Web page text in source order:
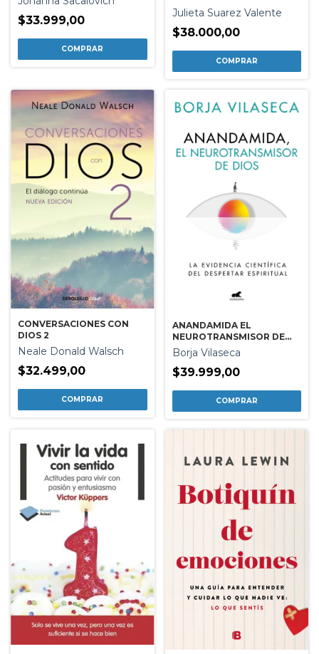
$33.999,00
Julieta Suarez Valente
$38.000,00
CONVERSACIONES CON
DIOS 2
Neale Donald Walsch
$32.499,00
ANANDAMIDA EL
NEUROTRANSMISOR DE
DIOS
Borja Vilaseca
$39.999,00